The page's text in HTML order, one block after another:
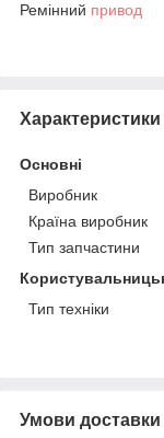
Ремінний привод
Характеристики
Основні
Виробник
Країна виробник
Тип запчастини
Тип техніки
Умови доставки